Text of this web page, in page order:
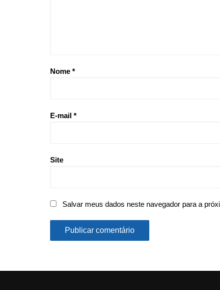
Nome *
E-mail *
Site
Salvar meus dados neste navegador para a